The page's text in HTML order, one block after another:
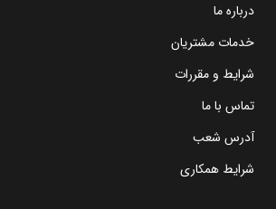
درباره ما
خدمات مشتریان
شرایط و مقررات
تماس با ما
آدرس شعب
شرایط همکاری